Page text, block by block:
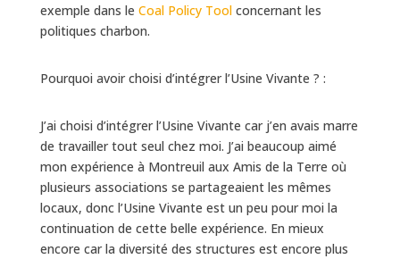
exemple dans le Coal Policy Toolconcernant les
politiques charbon.
Pourquoi avoir choisi d’intégrer l’Usine Vivante ? :
J’ai choisi d’intégrer l’Usine Vivante car j’en avais marre
de travailler tout seul chez moi. J’ai beaucoup aimé
mon expérience à Montreuil aux Amis de la Terre où
plusieurs associations se partageaient les mêmes
locaux, donc l’Usine Vivante est un peu pour moi la
continuation de cette belle expérience. En mieux
encore car la diversité des structures est encore plus